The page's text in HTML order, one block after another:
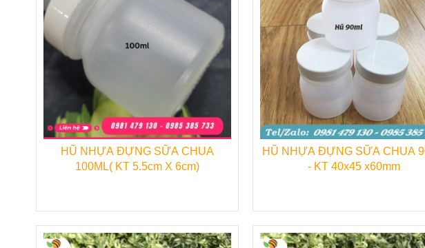
……Và nhiều sản phẩm khác được cập nhật thường xuyên tại
--------------------------------------------------
CÔNG TY TNHH TM THU HỒNG
MST:0313 944 084
Trụ sở chính: 11A Lê Duy Nhuận, P.12, Q. Tân Bình, Tp. HCM(
HŨ NHỰA ĐỰNG SỮA CHUA
100ML( KT 5.5cm X 6cm)
HŨ NHỰA ĐỰNG SỮA CHUA
- KT 40x45 x60mm